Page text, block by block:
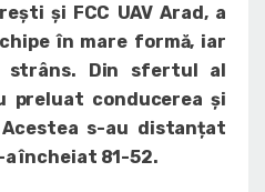
și FCC UAV Arad, a
în mare formă, iar
Din sfertul al
preluat conducerea și
s-au distanțat
încheiat 81-52.